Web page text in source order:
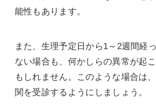
能性もあります。
また、生理予定日から1～2週間経
ない場合も、何かしらの異常が起
もしれません。このような場合は
関を受診するようにしましょう。